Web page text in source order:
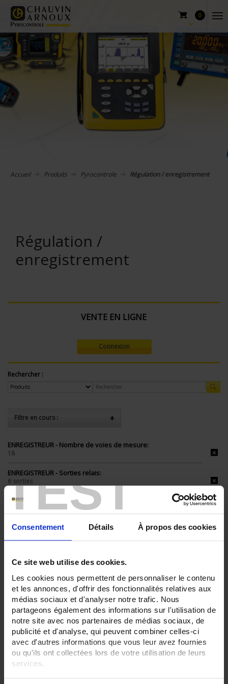
TEST
Consentement Détails À propos des cookies
Ce site web utilise des cookies.
Les cookies nous permettent de personnaliser le contenu
et les annonces, d'offrir des fonctionnalités relatives aux
médias sociaux et d'analyser notre trafic. Nous
partageons également des informations sur l'utilisation de
notre site avec nos partenaires de médias sociaux, de
publicité et d'analyse, qui peuvent combiner celles-ci
avec d'autres informations que vous leur avez fournies
ou qu'ils ont collectées lors de votre utilisation de leurs
services.
0
Accueil Produits Pyrocontrole Régulation / enregistrement
Régulation /
enregistrement
VENTE EN LIGNE
Connexion
Rechercher :
Filtre en cours :
ENREGISTREUR - Nombre de voies de mesure:
18
ENREGISTREUR - Sorties relais:
6 sorties
ENREGISTREUR - Entrées Logiques:
12 entrées
ENREGISTREUR - Sorties analogiques:
Fonction mathématique
Totalisateur
ENREGISTREUR - Communication:
Modbus Maître
ENREGISTREUR - Montage:
En armoire
Version portable (poignée)
TOUT SUPPRIMER